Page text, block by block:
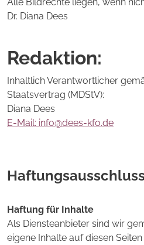
Dr. Diana Dees
Redaktion:
Inhaltlich Verantwortlicher
Staatsvertrag (MDStV):
Diana Dees
E-Mail: info@dees-kfo.de
Haftung für Inhalte
Als Diensteanbieter sind wir
eigene Inhalte auf diesen